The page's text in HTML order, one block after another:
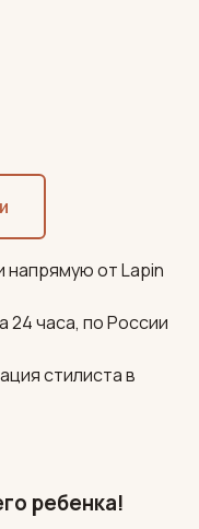
напрямую от Lapin
24 часа, по России
стилиста в
ребенка!